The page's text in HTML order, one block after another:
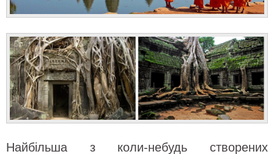
Найбільша з коли-небудь створених